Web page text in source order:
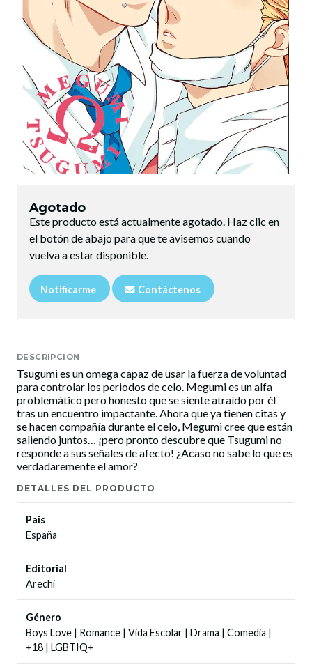
Agotado
Este producto está actualmente agotado. Haz clic en
el botón de abajo para que te avisemos cuando
vuelva a estar disponible.
Notificarme Contáctenos
DESCRIPCIÓN
Tsugumi es un omega capaz de usar la fuerza de voluntad
para controlar los periodos de celo. Megumi es un alfa
problemático pero honesto que se siente atraído por él
tras un encuentro impactante. Ahora que ya tienen citas y
se hacen compañía durante el celo, Megumi cree que están
saliendo juntos… ¡pero pronto descubre que Tsugumi no
responde a sus señales de afecto! ¿Acaso no sabe lo que es
verdadaremente el amor?
DETALLES DEL PRODUCTO
Pais
España
Editorial
Arechi
Género
Boys Love | Romance | Vida Escolar | Drama | Comedia |
+18 | LGBTIQ+